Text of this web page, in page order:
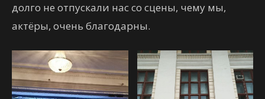
долго не отпускали нас со сцены, чему мы,
актёры, очень благодарны.